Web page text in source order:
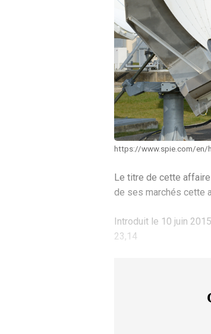
https://www.spie.com/en/
Le titre de cette
de ses marchés cette
Introduit le 10 juin
23,14